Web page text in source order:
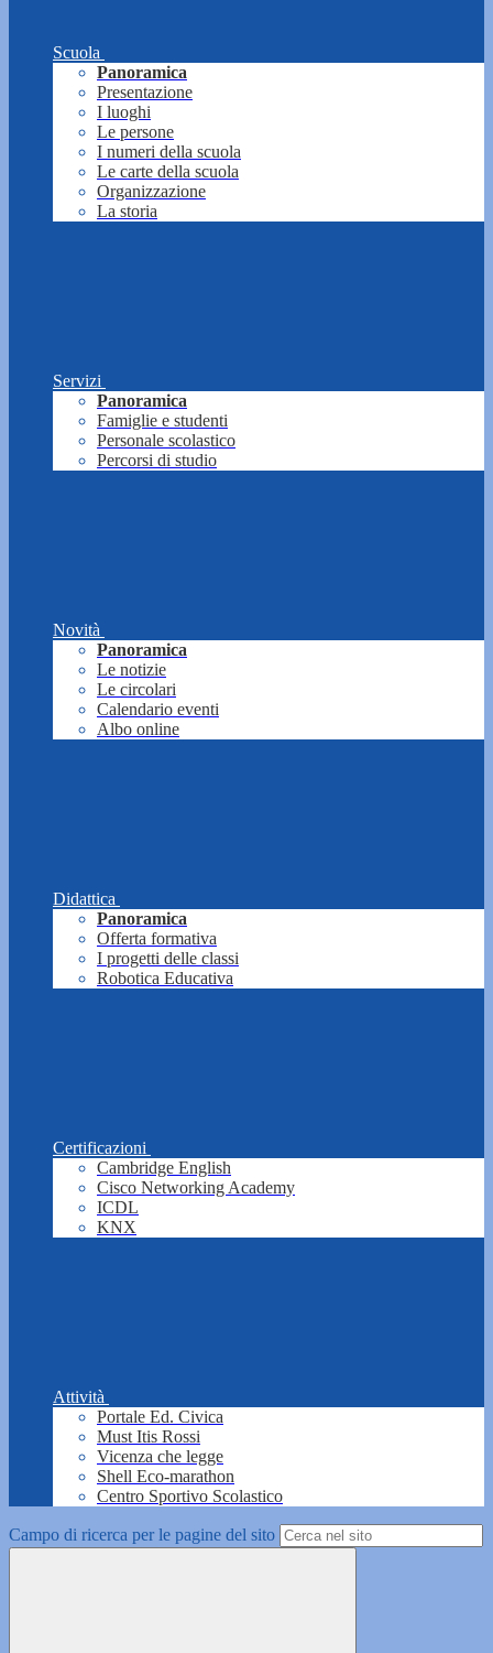
Scuola
Panoramica
Presentazione
I luoghi
Le persone
I numeri della scuola
Le carte della scuola
Organizzazione
La storia
Servizi
Panoramica
Famiglie e studenti
Personale scolastico
Percorsi di studio
Novità
Panoramica
Le notizie
Le circolari
Calendario eventi
Albo online
Didattica
Panoramica
Offerta formativa
I progetti delle classi
Robotica Educativa
Certificazioni
Cambridge English
Cisco Networking Academy
ICDL
KNX
Attività
Portale Ed. Civica
Must Itis Rossi
Vicenza che legge
Shell Eco-marathon
Centro Sportivo Scolastico
Campo di ricerca per le pagine del sito